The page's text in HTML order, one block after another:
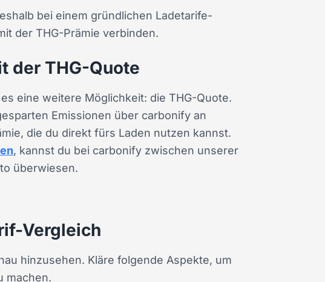
bei einem gründlichen Ladetarife-
der THG-Prämie verbinden.
der THG-Quote
eine weitere Möglichkeit: die THG-Quote.
Emissionen über carbonify an
die du direkt fürs Laden nutzen kannst.
, kannst du bei carbonify zwischen unserer
überwiesen.
Vergleich
hinzusehen. Kläre folgende Aspekte, um
machen.